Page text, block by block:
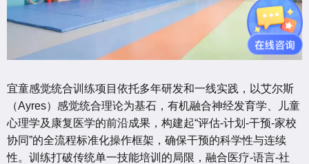
宜童感觉统合训练项目依托多年研发和一线实践，以艾尔斯
（Ayres）感觉统合理论为基石，有机融合神经发育学、儿童
心理学及康复医学的前沿成果，构建起“评估-计划-干预-家校
协同”的全流程标准化操作框架，确保干预的科学性与连续
性。训练打破传统单一技能培训的局限，融合医疗-语言-社